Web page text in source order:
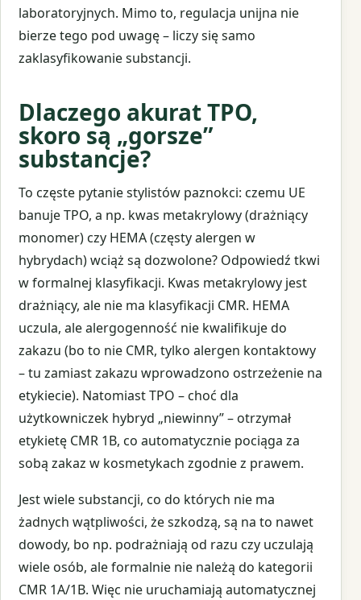
laboratoryjnych. Mimo to, regulacja unijna nie
bierze tego pod uwagę – liczy się samo
zaklasyfikowanie substancji.
Dlaczego akurat TPO,
skoro są „gorsze”
substancje?
To częste pytanie stylistów paznokci: czemu UE
banuje TPO, a np. kwas metakrylowy (drażniący
monomer) czy HEMA (częsty alergen w
hybrydach) wciąż są dozwolone? Odpowiedź tkwi
w formalnej klasyfikacji. Kwas metakrylowy jest
drażniący, ale nie ma klasyfikacji CMR. HEMA
uczula, ale alergogenność nie kwalifikuje do
zakazu (bo to nie CMR, tylko alergen kontaktowy
– tu zamiast zakazu wprowadzono ostrzeżenie na
etykiecie). Natomiast TPO – choć dla
użytkowniczek hybryd „niewinny” – otrzymał
etykietę CMR 1B, co automatycznie pociąga za
sobą zakaz w kosmetykach zgodnie z prawem.
Jest wiele substancji, co do których nie ma
żadnych wątpliwości, że szkodzą, są na to nawet
dowody, bo np. podrażniają od razu czy uczulają
wiele osób, ale formalnie nie należą do kategorii
CMR 1A/1B. Więc nie uruchamiają automatycznej